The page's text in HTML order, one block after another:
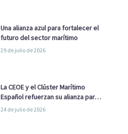
Una alianza azul para fortalecer el
futuro del sector marítimo
29 de julio de 2026
La CEOE y el Clúster Marítimo
Español refuerzan su alianza para
impulsar una estrategia Nacional
24 de julio de 2026